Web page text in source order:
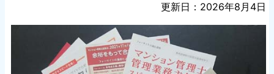
更新日：2026年8月4日